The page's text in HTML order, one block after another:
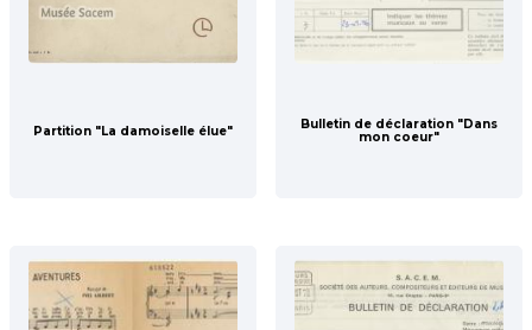
Partition "La damoiselle élue"
Bulletin de déclaration "Dans
mon coeur"